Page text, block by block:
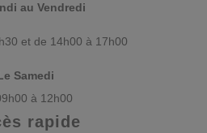
au Vendredi
et de 14h00 à 17h00
Samedi
à 12h00
rapide